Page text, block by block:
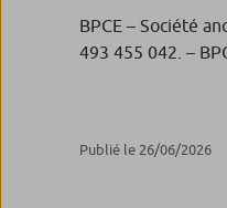
BPCE – Société
493 455 042. –
Publié le 26/06/2026